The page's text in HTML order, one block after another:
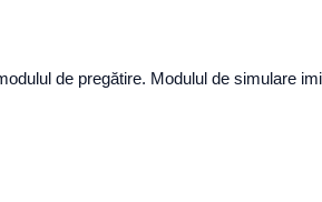
de pregătire. Modulul de simulare